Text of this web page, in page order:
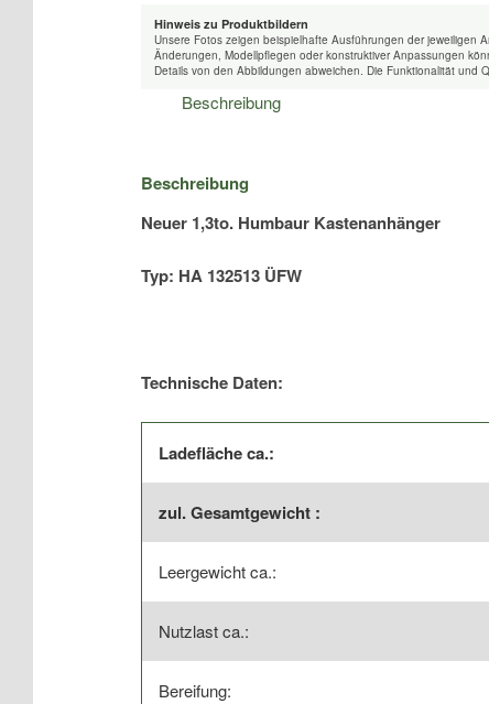
Hinweis zu Produktbildern
Unsere Fotos zeigen beispielhafte Ausführungen der jeweiligen
Änderungen, Modellpflegen oder konstruktiver Anpassungen
Details von den Abbildungen abweichen. Die Funktionalität und
Beschreibung
Beschreibung
Neuer 1,3to. Humbaur Kastenanhänger
Typ: HA 132513 ÜFW
Technische Daten:
Ladefläche ca.:
zul. Gesamtgewicht :
Leergewicht ca.:
Nutzlast ca.:
Bereifung: